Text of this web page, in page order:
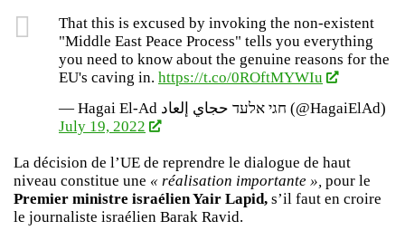
That this is excused by invoking the non-existent
"Middle East Peace Process" tells you everything
you need to know about the genuine reasons for the
EU's caving in. https://t.co/0ROftMYWIu
— Hagai El-Ad חגי אלעד حجاي إلعاد (@HagaiElAd)
July 19, 2022
La décision de l’UE de reprendre le dialogue de haut
niveau constitue une « réalisation importante », pour le
Premier ministre israélien Yair Lapid, s’il faut en croire
le journaliste israélien Barak Ravid.